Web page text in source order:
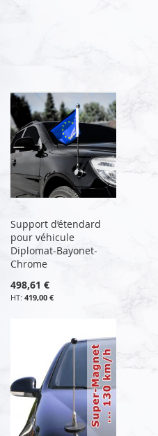
Support d’étendard
pour véhicule
Diplomat-Bayonet-
Chrome
498,61 €
419,00 €